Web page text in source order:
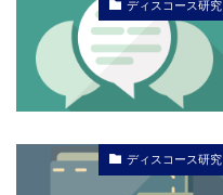
ディスコース研究
ディスコース研究